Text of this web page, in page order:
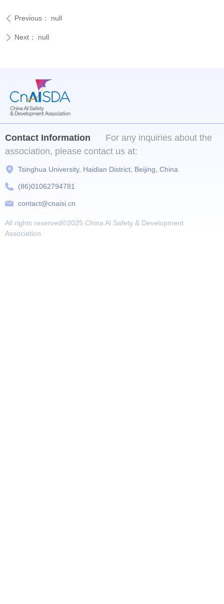
ꄴ Previous： null
ꄲ Next： null
All rights reserved©2025 China Al Safety & Development
Association
Tsinghua University, Haidian District, Beijing, China
(86)01062794781
contact@cnaisi.cn
Contact Information For any inquiries about the
association, please contact us at: